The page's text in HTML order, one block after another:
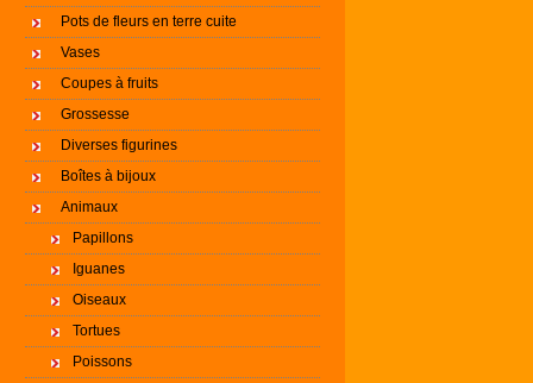
Pots de fleurs en terre cuite
Vases
Coupes à fruits
Grossesse
Diverses figurines
Boîtes à bijoux
Animaux
Papillons
Iguanes
Oiseaux
Tortues
Poissons